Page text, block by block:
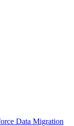
Data Migration